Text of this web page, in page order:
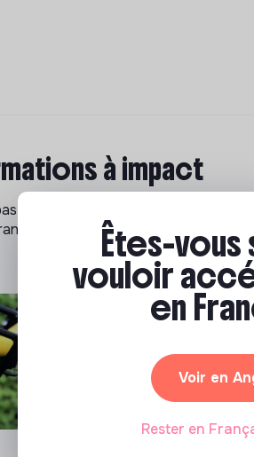
à impact
par où commencer ? Pas de
écologique et solidaire !
Êtes-
vouloir
en
Voir en
Rester en